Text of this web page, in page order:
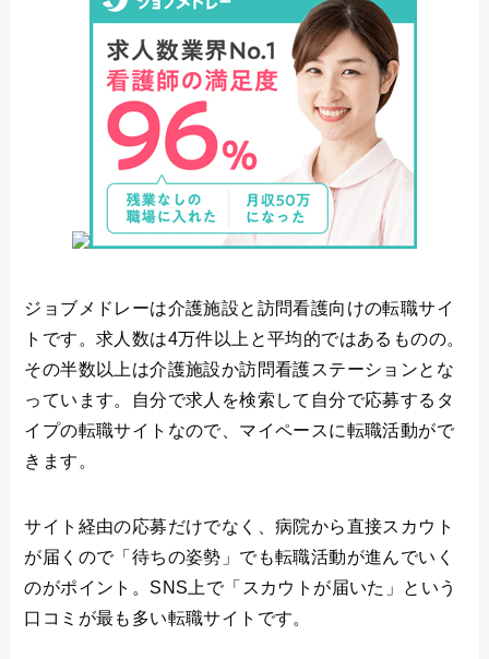
ジョブメドレーは介護施設と訪問看護向けの転職サイ
トです。求人数は4万件以上と平均的ではあるものの。
その半数以上は介護施設か訪問看護ステーションとな
っています。自分で求人を検索して自分で応募するタ
イプの転職サイトなので、マイペースに転職活動がで
きます。
サイト経由の応募だけでなく、病院から直接スカウト
が届くので「待ちの姿勢」でも転職活動が進んでいく
のがポイント。SNS上で「スカウトが届いた」という
口コミが最も多い転職サイトです。